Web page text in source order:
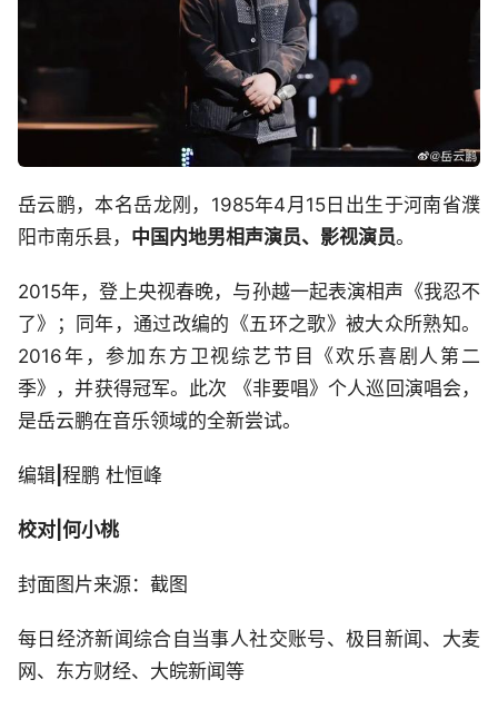
岳云鹏，本名岳龙刚，1985年4月15日出生于河南省濮
阳市南乐县， 中国内地男相声演员、影视演员。
2015年，登上央视春晚，与孙越一起表演相声《我忍不
了》；同年，通过改编的《五环之歌》被大众所熟知。
2016年，参加东方卫视综艺节目《欢乐喜剧人第二
季》，并获得冠军。此次 《非要唱》个人巡回演唱会，
是岳云鹏在音乐领域的全新尝试。
编辑 程鹏 杜恒峰
校对|何小桃
封面图片来源：截图
每日经济新闻综合自当事人社交账号、极目新闻、大麦
网、东方财经、大皖新闻等